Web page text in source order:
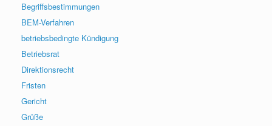
Begriffsbestimmungen
BEM-Verfahren
betriebsbedingte Kündigung
Betriebsrat
Direktionsrecht
Fristen
Gericht
Grüße